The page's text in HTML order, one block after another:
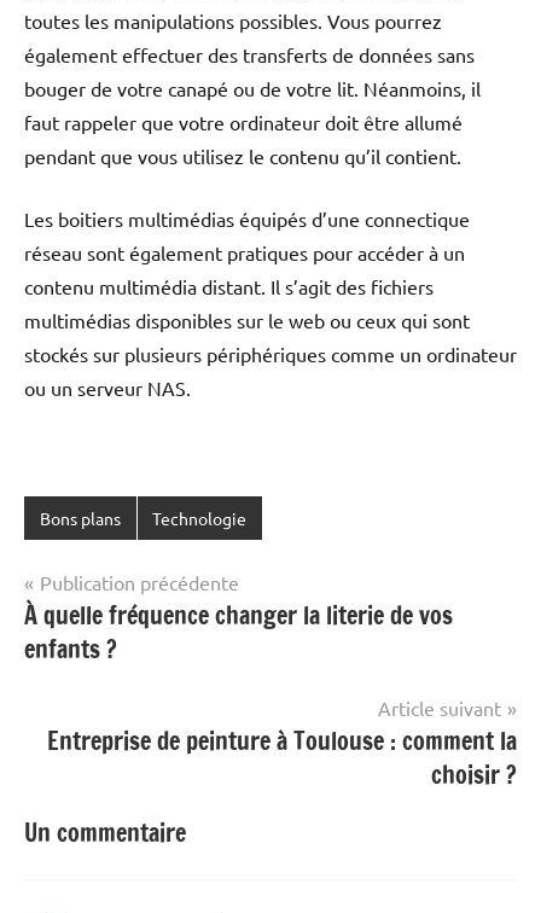
toutes les manipulations possibles. Vous pourrez
également effectuer des transferts de données sans
bouger de votre canapé ou de votre lit. Néanmoins, il
faut rappeler que votre ordinateur doit être allumé
pendant que vous utilisez le contenu qu’il contient.
Les boitiers multimédias équipés d’une connectique
réseau sont également pratiques pour accéder à un
contenu multimédia distant. Il s’agit des fichiers
multimédias disponibles sur le web ou ceux qui sont
stockés sur plusieurs périphériques comme un ordinateur
ou un serveur NAS.
Bons plans Technologie
Navigation
de
l’article
Publication précédente
À quelle fréquence changer la literie de vos
enfants ?
Article suivant
Entreprise de peinture à Toulouse : comment la
choisir ?
Un commentaire